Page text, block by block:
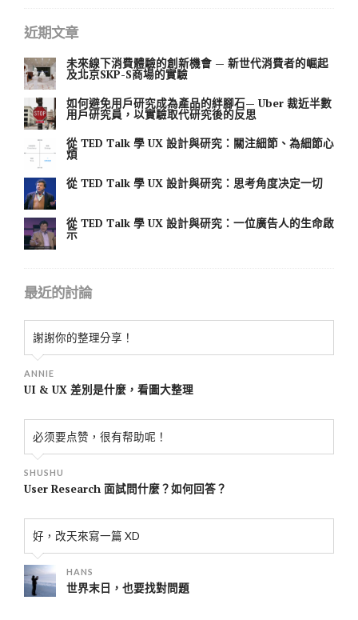
近期文章
未來線下消費體驗的創新機會 — 新世代消費者的崛起
及北京SKP-S商場的實驗
如何避免用戶研究成為產品的絆腳石— Uber 裁近半數
用戶研究員，以實驗取代研究後的反思
從 TED Talk 學 UX 設計與研究：關注細節、為細節心
煩
從 TED Talk 學 UX 設計與研究：思考角度决定一切
從 TED Talk 學 UX 設計與研究：一位廣告人的生命啟
示
最近的討論
謝謝你的整理分享！
ANNIE
UI & UX 差別是什麼，看圖大整理
必须要点赞，很有帮助呢！
SHUSHU
User Research 面試問什麼？如何回答？
好，改天來寫一篇 XD
HANS
世界末日，也要找對問題